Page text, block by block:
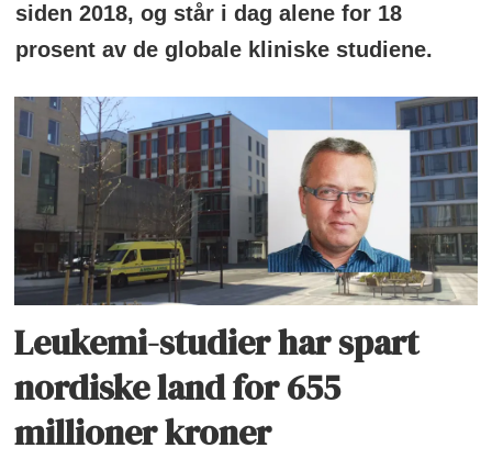
siden 2018, og står i dag alene for 18
prosent av de globale kliniske studiene.
Leukemi-studier har spart
nordiske land for 655
millioner kroner